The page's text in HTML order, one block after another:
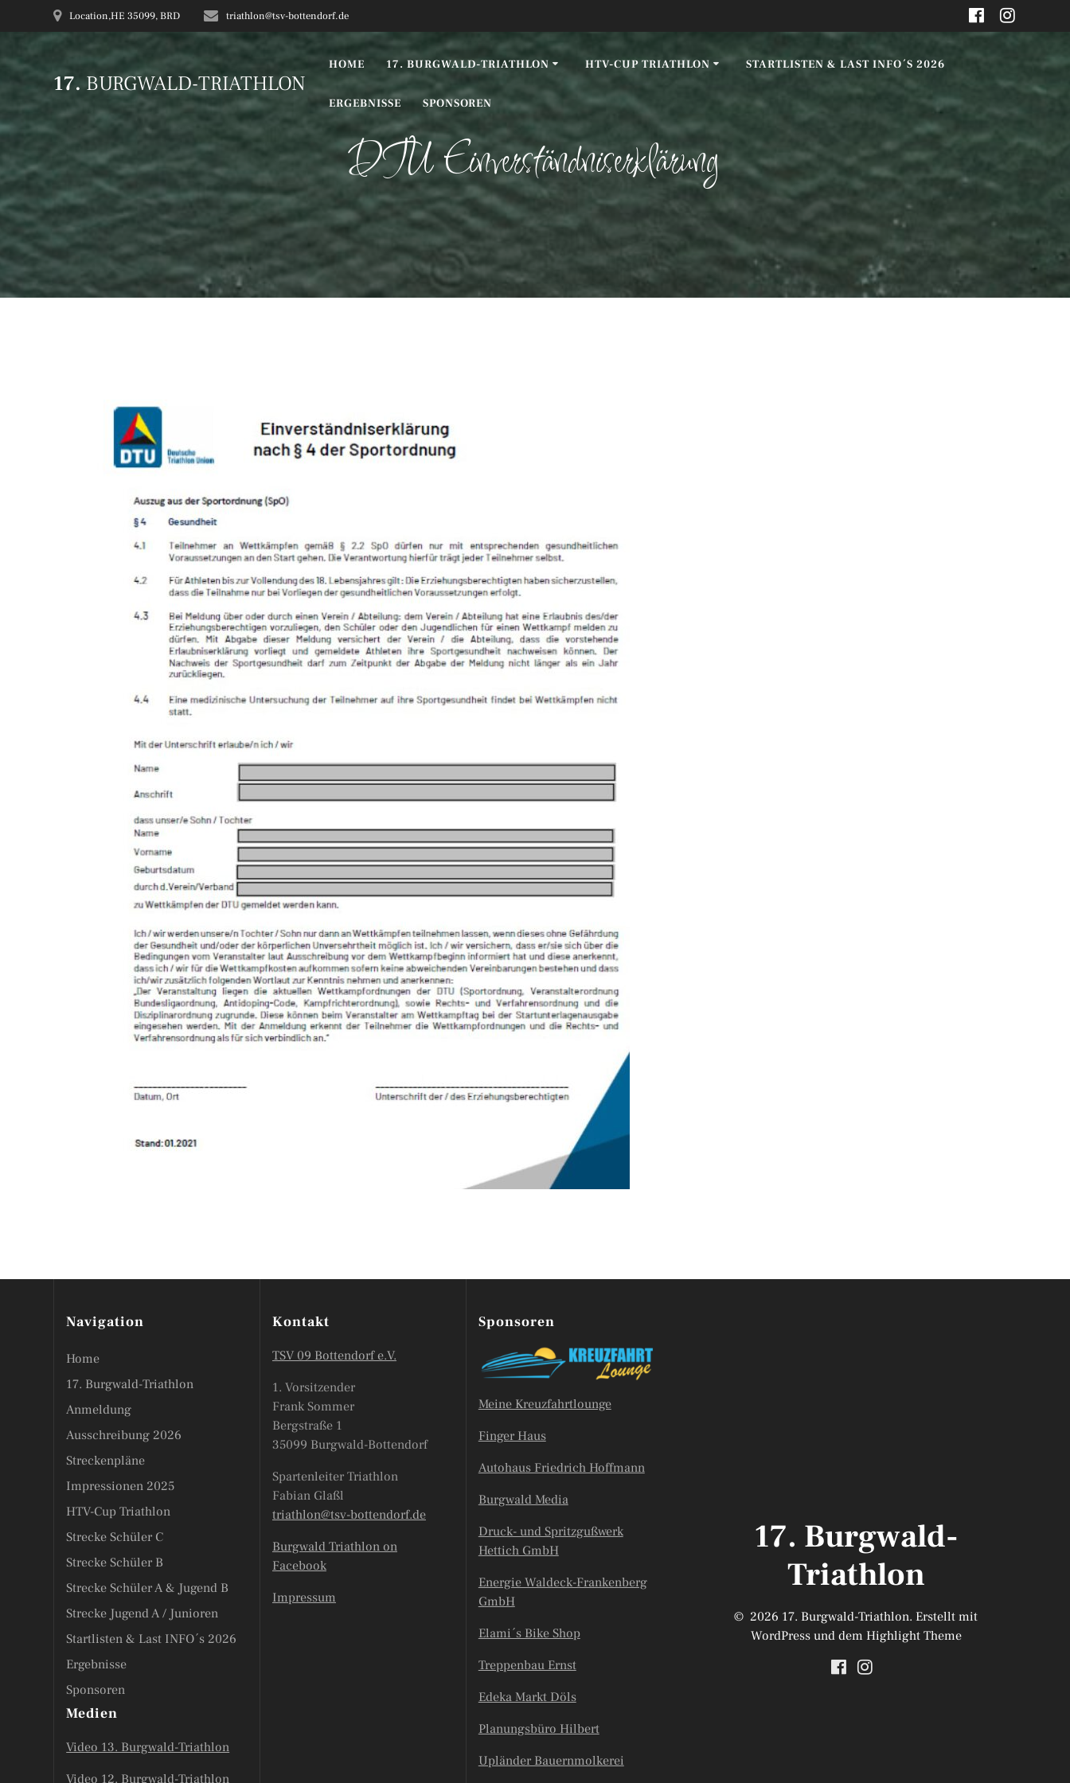
Inhalt
Location,HE 35099, BRD triathlon@tsv-bottendorf.de
17.BURGWALD-TRIATHLON
HOME 17. BURGWALD-TRIATHLON HTV-CUP TRIATHLON STARTLISTEN & LAST INFO´S 2026
ERGEBNISSE SPONSOREN
DTU Einverständniserklärung
Navigation
Home
17. Burgwald-Triathlon
Anmeldung
Ausschreibung 2026
Streckenpläne
Impressionen 2025
HTV-Cup Triathlon
Strecke Schüler C
Strecke Schüler B
Strecke Schüler A & Jugend B
Strecke Jugend A / Junioren
Startlisten & Last INFO´s 2026
Ergebnisse
Sponsoren
Medien
Video 13. Burgwald-Triathlon
Video 12. Burgwald-Triathlon
Kontakt
TSV 09 Bottendorf e.V.
1. Vorsitzender
Frank Sommer
Bergstraße 1
35099 Burgwald-Bottendorf
Spartenleiter Triathlon
Fabian Glaßl
triathlon@tsv-bottendorf.de
Burgwald Triathlon on
Facebook
Impressum
Sponsoren
Meine Kreuzfahrtlounge
Finger Haus
Autohaus Friedrich Hoffmann
Burgwald Media
Druck- und Spritzgußwerk
Hettich GmbH
Energie Waldeck-Frankenberg
GmbH
Elami´s Bike Shop
Treppenbau Ernst
Edeka Markt Döls
Planungsbüro Hilbert
Upländer Bauernmolkerei
17. Burgwald-
Triathlon
© 2026 17. Burgwald-Triathlon. Erstellt mit
WordPress und dem Highlight Theme